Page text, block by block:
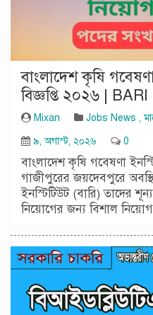
বাংলাদেশ কৃষি
বিজ্ঞপ্তি ২০২৬ |
Mixan Jobs News ,
৯, অগাস্ট, ২০২৬
0
বাংলাদেশ কৃষি গবেষণা
গাজীপুরের জয়দেবপুরে
ইনস্টিটিউট (বারি) তাদের
নিয়োগের জন্য বিশাল নিয়োগ